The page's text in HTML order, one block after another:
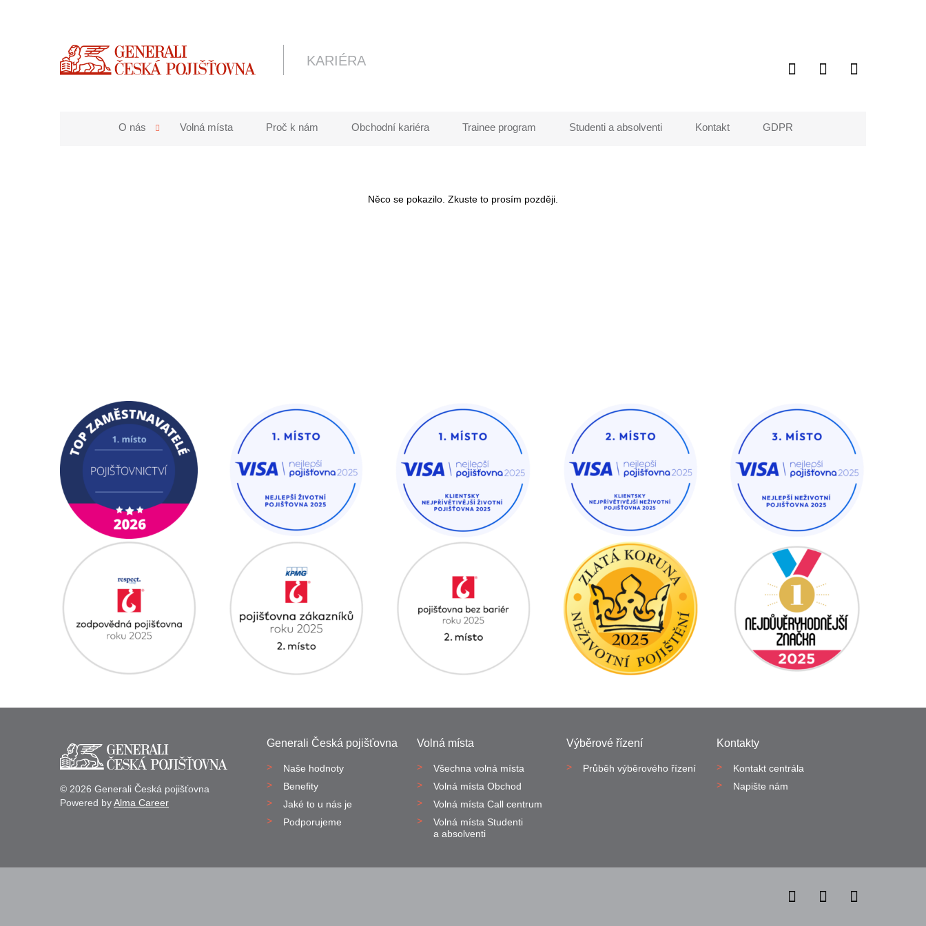
O nás Volná místa Proč k nám Obchodní kariéra Trainee program Studenti a absolventi Kontakt GDPR
Něco se pokazilo. Zkuste to prosím později.
© 2026 Generali Česká pojišťovna
Powered byAlma Career
Generali Česká pojišťovna
Naše hodnoty
Benefity
Jaké to u nás je
Podporujeme
Volná místa
Všechna volná místa
Volná místa Obchod
Volná místa Call centrum
Volná místa Studenti
a absolventi
Výběrové řízení
Průběh výběrového řízení
Kontakty
Kontakt centrála
Napište nám